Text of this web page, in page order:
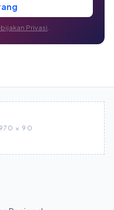
Privasi
970 × 90